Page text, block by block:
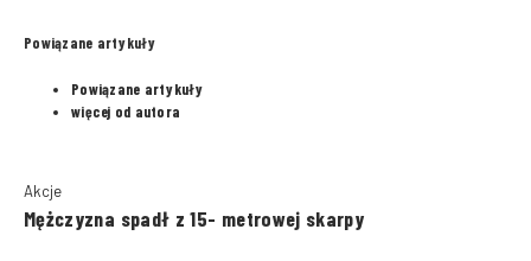
Powiązane artykuły
Powiązane artykuły
więcej od autora
Akcje
Mężczyzna spadł z 15- metrowej skarpy